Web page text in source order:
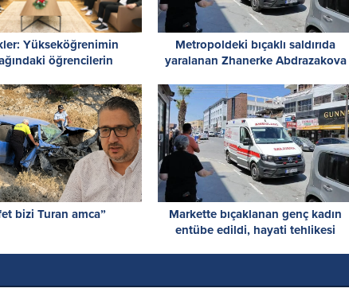
Yükseköğrenimin
öğrencilerin
yapması önemli
Metropoldeki bıçaklı saldırıda
yaralanan Zhanerke Abdrazakova
bizi Turan amca”
Markette bıçaklanan genç kadın
entübe edildi, hayati tehlikesi